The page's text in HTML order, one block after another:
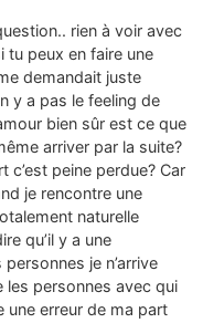
rien à voir avec
tu peux en faire une
demandait juste
y a pas le feeling de
bien sûr est ce que
arriver par la suite?
c’est peine perdue? Car
je rencontre une
naturelle
qu’il y a une
je n’arrive
les personnes avec qui
une erreur de ma part